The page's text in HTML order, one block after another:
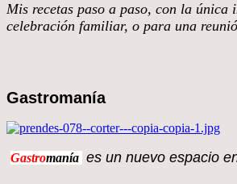
Mis recetas paso a paso, con la
celebración familiar, o para una
Gastromanía
Gastromanía es un nuevo